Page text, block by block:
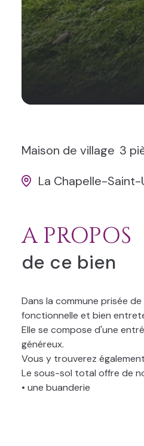
Maison de village 3
La Chapelle-Saint-
A PROPOS
de ce bien
Dans la commune prisée
fonctionnelle et bien
Elle se compose d'une
généreux.
Vous y trouverez
Le sous-sol total offre de
• une buanderie
• ainsi qu'une pièce